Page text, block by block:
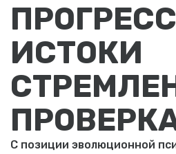
ИСТОКИ
С позиции эволюционной